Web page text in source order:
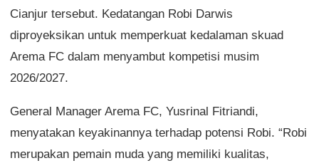
Cianjur tersebut. Kedatangan Robi Darwis
diproyeksikan untuk memperkuat kedalaman skuad
Arema FC dalam menyambut kompetisi musim
2026/2027.
General Manager Arema FC, Yusrinal Fitriandi,
menyatakan keyakinannya terhadap potensi Robi. “Robi
merupakan pemain muda yang memiliki kualitas,